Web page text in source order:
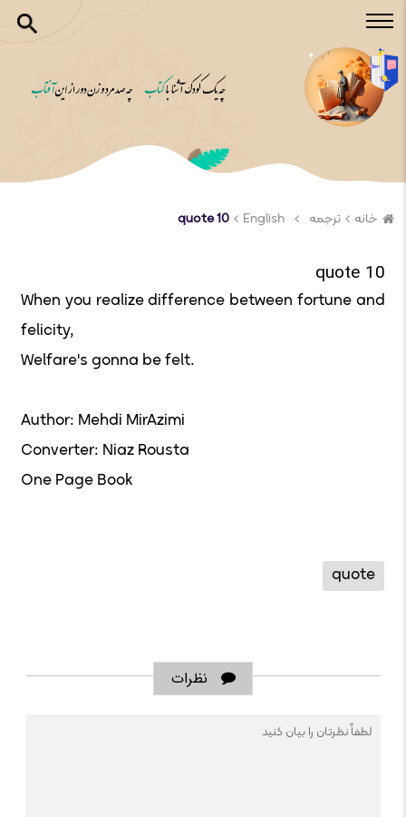
خانه ترجمه English
quote 10
quote 10
When you realize difference between fortune and
felicity,
Welfare's gonna be felt.
Author: Mehdi MirAzimi
Converter: Niaz Rousta
One Page Book
quote
نظرات